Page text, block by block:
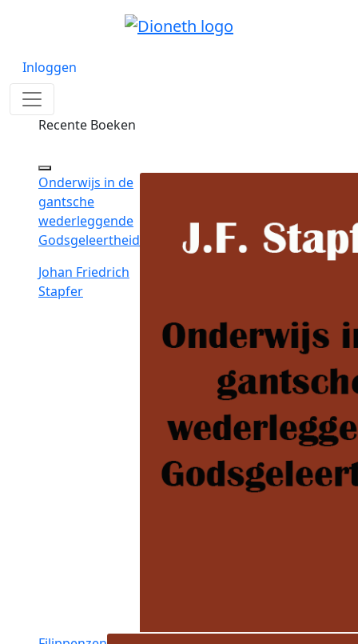
Inloggen
Recente Boeken
Onderwijs in de
gantsche
wederleggende
Godsgeleertheid
Johan Friedrich
Stapfer